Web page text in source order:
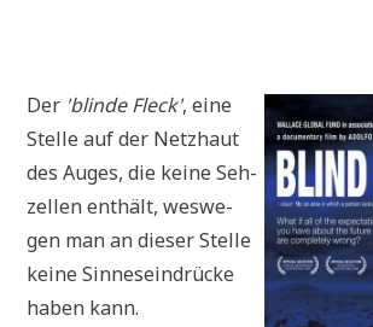
Der 'blin­de Fleck', eine
Stel­le auf der Netz­haut
des Auges, die kei­ne Seh­
zel­len ent­hält, wes­we­
gen man an die­ser Stel­le
kei­ne Sin­nes­ein­drücke
haben kann.